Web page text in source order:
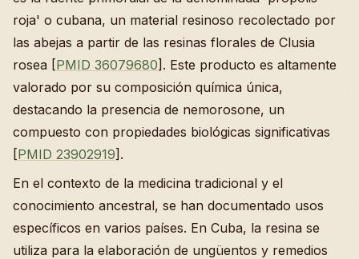
roja' o cubana, un material resinoso recolectado por
las abejas a partir de las resinas florales de Clusia
rosea [PMID 36079680]. Este producto es altamente
valorado por su composición química única,
destacando la presencia de nemorosone, un
compuesto con propiedades biológicas significativas
[PMID 23902919].
En el contexto de la medicina tradicional y el
conocimiento ancestral, se han documentado usos
específicos en varios países. En Cuba, la resina se
utiliza para la elaboración de ungüentos y remedios